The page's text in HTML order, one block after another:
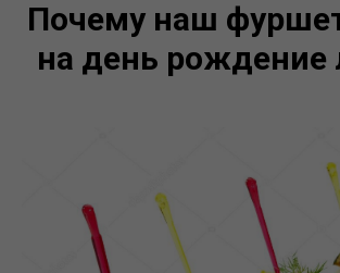
Почему наш
на день рождение